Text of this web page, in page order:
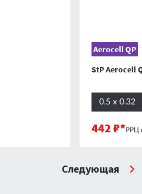
Aerocell QP
StP Aerocell
0.5 х 0.32
442 ₽*РРЦ
Следующая